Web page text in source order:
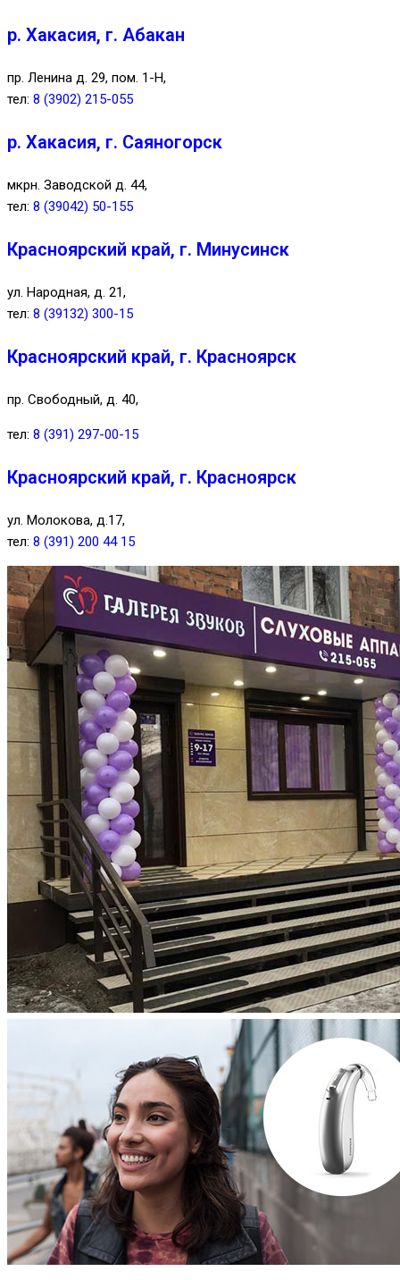
р. Хакасия, г. Абакан
пр. Ленина д. 29, пом. 1-Н,
тел: 8 (3902) 215-055
р. Хакасия, г. Саяногорск
мкрн. Заводской д. 44,
тел: 8 (39042) 50-155
Красноярский край, г. Минусинск
ул. Народная, д. 21,
тел: 8 (39132) 300-15
Красноярский край, г. Красноярск
пр. Свободный, д. 40,
тел: 8 (391) 297-00-15
Красноярский край, г. Красноярск
ул. Молокова, д.17,
тел: 8 (391) 200 44 15